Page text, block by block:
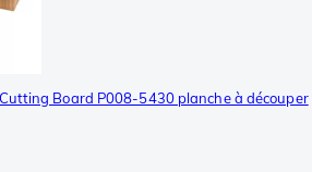
Board P008-5430 planche à découper